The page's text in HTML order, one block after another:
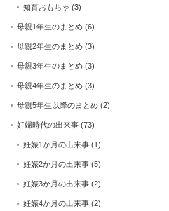
知育おもちゃ (3)
母親1年生のまとめ (6)
母親2年生のまとめ (3)
母親3年生のまとめ (3)
母親4年生のまとめ (3)
母親5年生以降のまとめ (2)
妊婦時代の出来事 (73)
妊娠1か月の出来事 (1)
妊娠2か月の出来事 (5)
妊娠3か月の出来事 (2)
妊娠4か月の出来事 (2)